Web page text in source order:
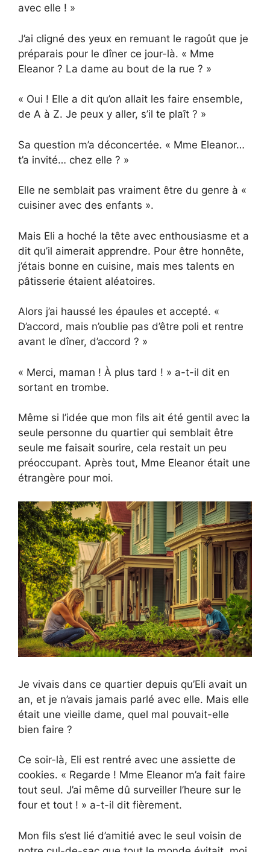
avec elle ! »
J’ai cligné des yeux en remuant le ragoût que je
préparais pour le dîner ce jour-là. « Mme
Eleanor ? La dame au bout de la rue ? »
« Oui ! Elle a dit qu’on allait les faire ensemble,
de A à Z. Je peux y aller, s’il te plaît ? »
Sa question m’a déconcertée. « Mme Eleanor…
t’a invité… chez elle ? »
Elle ne semblait pas vraiment être du genre à «
cuisiner avec des enfants ».
Mais Eli a hoché la tête avec enthousiasme et a
dit qu’il aimerait apprendre. Pour être honnête,
j’étais bonne en cuisine, mais mes talents en
pâtisserie étaient aléatoires.
Alors j’ai haussé les épaules et accepté. «
D’accord, mais n’oublie pas d’être poli et rentre
avant le dîner, d’accord ? »
« Merci, maman ! À plus tard ! » a-t-il dit en
sortant en trombe.
Même si l’idée que mon fils ait été gentil avec la
seule personne du quartier qui semblait être
seule me faisait sourire, cela restait un peu
préoccupant. Après tout, Mme Eleanor était une
étrangère pour moi.
Je vivais dans ce quartier depuis qu’Eli avait un
an, et je n’avais jamais parlé avec elle. Mais elle
était une vieille dame, quel mal pouvait-elle
bien faire ?
Ce soir-là, Eli est rentré avec une assiette de
cookies. « Regarde ! Mme Eleanor m’a fait faire
tout seul. J’ai même dû surveiller l’heure sur le
four et tout ! » a-t-il dit fièrement.
Mon fils s’est lié d’amitié avec le seul voisin de